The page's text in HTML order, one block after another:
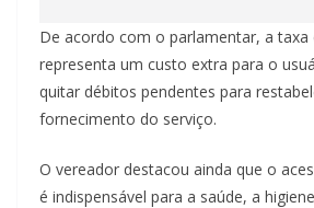
De acordo com o parlamentar, a taxa
representa um custo extra para o
quitar débitos pendentes para
fornecimento do serviço.
O vereador destacou ainda que o
é indispensável para a saúde, a